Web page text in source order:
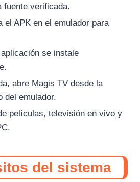
fuente verificada.
el APK en el emulador para
se instale
abre Magis TV desde la
del emulador.
películas, televisión en vivo y
del sistema